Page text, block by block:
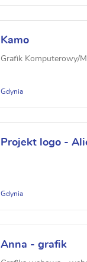
Kamo
Grafik Komputerowy/
Gdynia
Projekt logo -
Gdynia
Anna - grafik